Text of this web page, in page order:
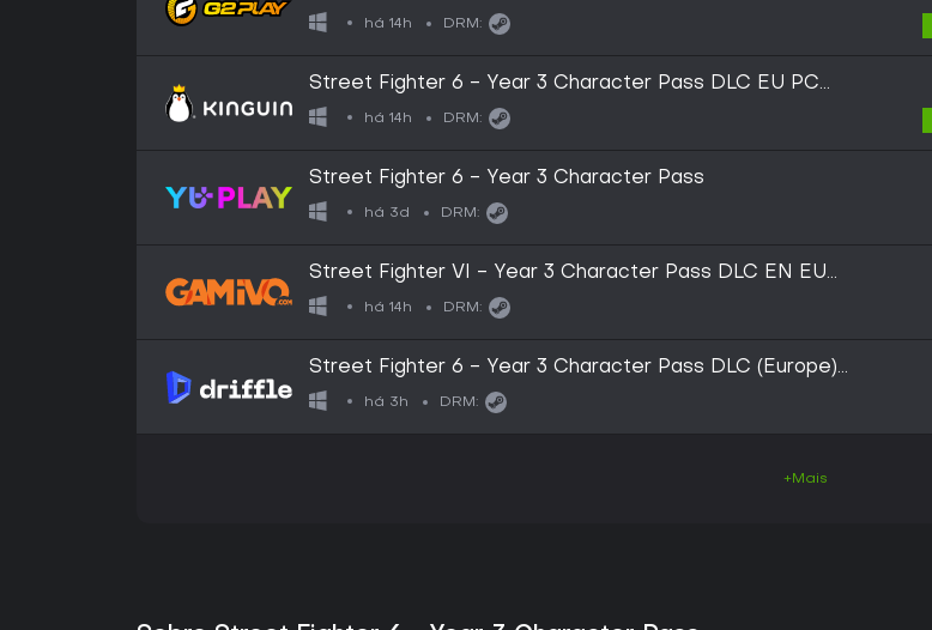
Steam CD Key
há 14h DRM:
Street Fighter 6 - Year 3 Character Pass DLC EU PC
Steam CD Key
há 14h DRM:
Street Fighter 6 - Year 3 Character Pass
há 3d DRM:
Street Fighter VI - Year 3 Character Pass DLC EN EU
(Steam)
há 14h DRM:
Street Fighter 6 - Year 3 Character Pass DLC (Europe)
(PC) - Steam - Digital Key
há 3h DRM:
+Mais